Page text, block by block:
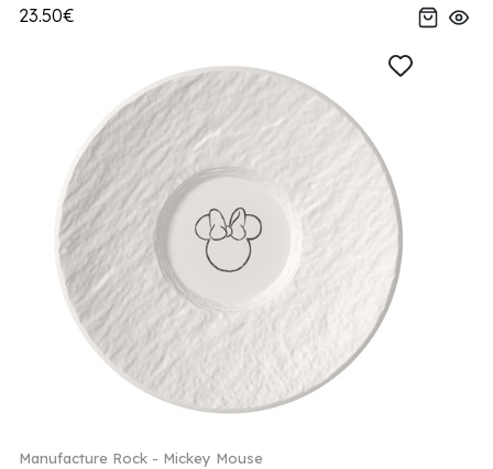
23.50€
Manufacture Rock - Mickey Mouse